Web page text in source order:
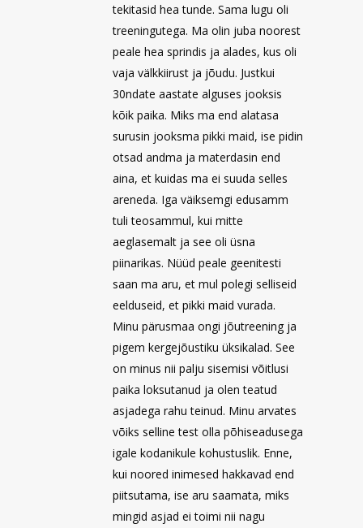
tekitasid hea tunde. Sama lugu oli
treeningutega. Ma olin juba noorest
peale hea sprindis ja alades, kus oli
vaja välkkiirust ja jõudu. Justkui
30ndate aastate alguses jooksis
kõik paika. Miks ma end alatasa
surusin jooksma pikki maid, ise pidin
otsad andma ja materdasin end
aina, et kuidas ma ei suuda selles
areneda. Iga väiksemgi edusamm
tuli teosammul, kui mitte
aeglasemalt ja see oli üsna
piinarikas. Nüüd peale geenitesti
saan ma aru, et mul polegi selliseid
eelduseid, et pikki maid vurada.
Minu pärusmaa ongi jõutreening ja
pigem kergejõustiku üksikalad. See
on minus nii palju sisemisi võitlusi
paika loksutanud ja olen teatud
asjadega rahu teinud. Minu arvates
võiks selline test olla põhiseadusega
igale kodanikule kohustuslik. Enne,
kui noored inimesed hakkavad end
piitsutama, ise aru saamata, miks
mingid asjad ei toimi nii nagu